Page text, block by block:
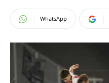
WhatsApp